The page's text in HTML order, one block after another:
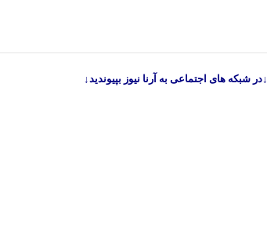
↓در شبکه های اجتماعی به آرنا نیوز بپیوندید↓